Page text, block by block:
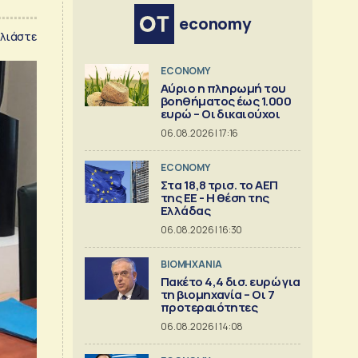
economy
ECONOMY
Αύριο η πληρωμή του
βοηθήματος έως 1.000
ευρώ – Oι δικαιούχοι
06.08.2026 | 17:16
ECONOMY
Στα 18,8 τρισ. το ΑΕΠ
της ΕΕ - Η θέση της
Ελλάδας
06.08.2026 | 16:30
ΒΙΟΜΗΧΑΝΙΑ
Πακέτο 4,4 δισ. ευρώ για
τη βιομηχανία – Οι 7
προτεραιότητες
06.08.2026 | 14:08